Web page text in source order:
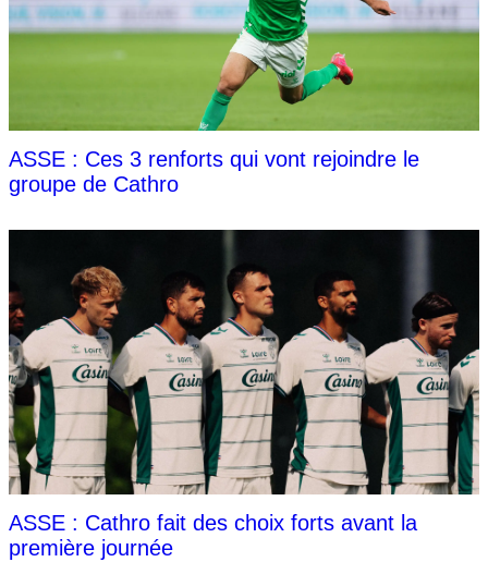
ASSE : Ces 3 renforts qui vont rejoindre le
groupe de Cathro
ASSE : Cathro fait des choix forts avant la
première journée